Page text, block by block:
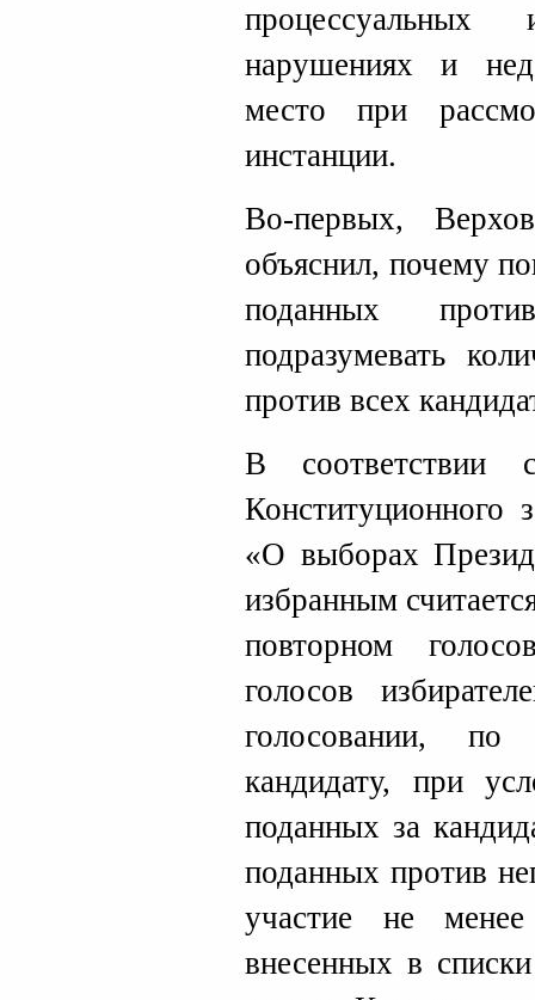
процессуальных
нарушениях и
место при
инстанции.
Во-первых,
объяснил, почему
поданных
подразумевать
против всех
В
Конституционного
«О выборах
избранным
повторном
голосов
голосовании,
кандидату, при
поданных за
поданных против
участие не
внесенных в